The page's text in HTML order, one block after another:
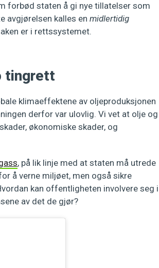
forbød staten å gi nye tillatelser som
avgjørelsen kalles en midlertidig
er i rettssystemet.
tingrett
klimaeffektene av oljeproduksjonen
derfor var ulovlig. Vi vet at olje og
økonomiske skader, og
, på lik linje med at staten må utrede
å verne miljøet, men også sikre
kan offentligheten involvere seg i
av det de gjør?